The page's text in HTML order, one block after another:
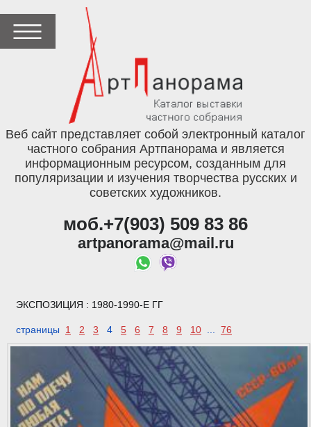
Веб сайт представляет собой электронный каталог
частного собрания Артпанорама и является
информационным ресурсом, созданным для
популяризации и изучения творчества русских и
советских художников.
моб.+7(903) 509 83 86
artpanorama@mail.ru
ЭКСПОЗИЦИЯ : 1980-1990-Е ГГ
страницы 1 2 3 4 5 6 7 8 9 10 ... 76